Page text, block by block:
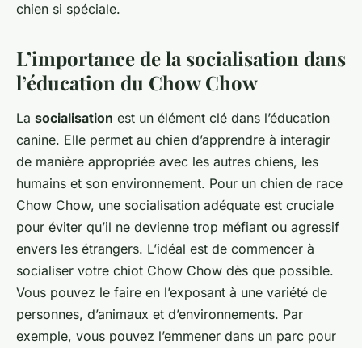
chien si spéciale.
L’importance de la socialisation dans
l’éducation du Chow Chow
La socialisation est un élément clé dans l’éducation
canine. Elle permet au chien d’apprendre à interagir
de manière appropriée avec les autres chiens, les
humains et son environnement. Pour un chien de race
Chow Chow, une socialisation adéquate est cruciale
pour éviter qu’il ne devienne trop méfiant ou agressif
envers les étrangers. L’idéal est de commencer à
socialiser votre chiot Chow Chow dès que possible.
Vous pouvez le faire en l’exposant à une variété de
personnes, d’animaux et d’environnements. Par
exemple, vous pouvez l’emmener dans un parc pour